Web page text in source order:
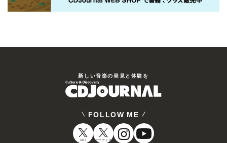
新しい⾳楽の発⾒と体験を
FOLLOW ME
CDJ オーディオ